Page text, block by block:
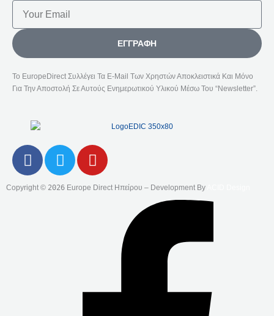
ΕΓΓΡΑΦΉ
Το EuropeDirect Συλλέγει Τα E-Mail Των Χρηστών Αποκλειστικά Και Μόνο
Για Την Αποστολή Σε Αυτούς Ενημερωτικού Υλικού Μέσω Του “Newsletter”.
F
A
C
T
W
I
Y
O
U
Copyright © 2026 Europe Direct Ηπείρου – Development By